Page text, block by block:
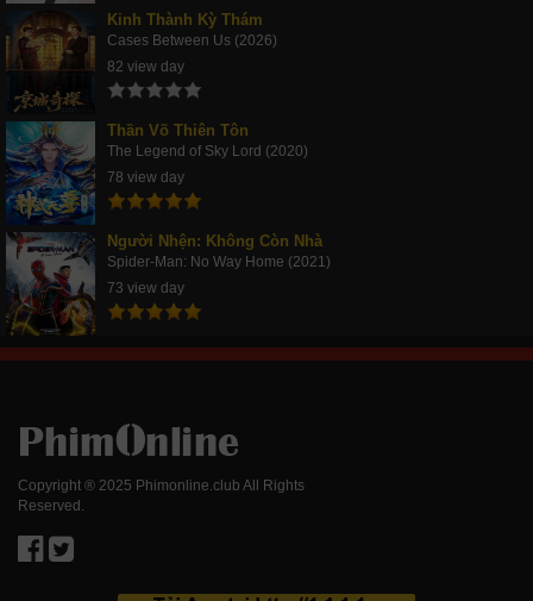
Kinh Thành Kỳ Thám
Cases Between Us (2026)
82 view day
Thần Võ Thiên Tôn
The Legend of Sky Lord (2020)
78 view day
Người Nhện: Không Còn Nhà
Spider-Man: No Way Home (2021)
73 view day
Copyright ® 2025 Phimonline.club All Rights
Reserved.